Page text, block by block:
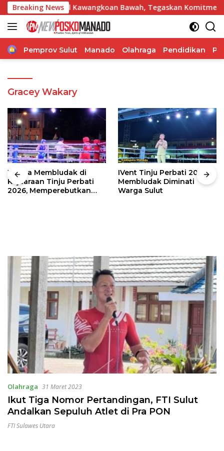
Langsung
ke
konten
Breaking News
Imanuel Kawangkoan Bawah, Tegaskan Komitmen Dukung
Home
Pemprov Sulut Manado Olahraga Pendidikan
Gracey Wakary
Warga Membludak di
Kejuaraan Tinju Perbati
2026, Memperebutkan
IVent Tinju Perbati 2026
Membludak Diminati
Warga Sulut
Olahraga 31 Maret 2023
Ikut Tiga Nomor Pertandingan, FTI Sulut
Andalkan Sepuluh Atlet di Pra PON
FTI Sulawes Utara